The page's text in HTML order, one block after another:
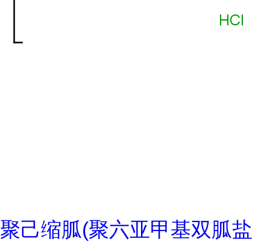
聚己缩胍(聚六亚甲基双胍盐